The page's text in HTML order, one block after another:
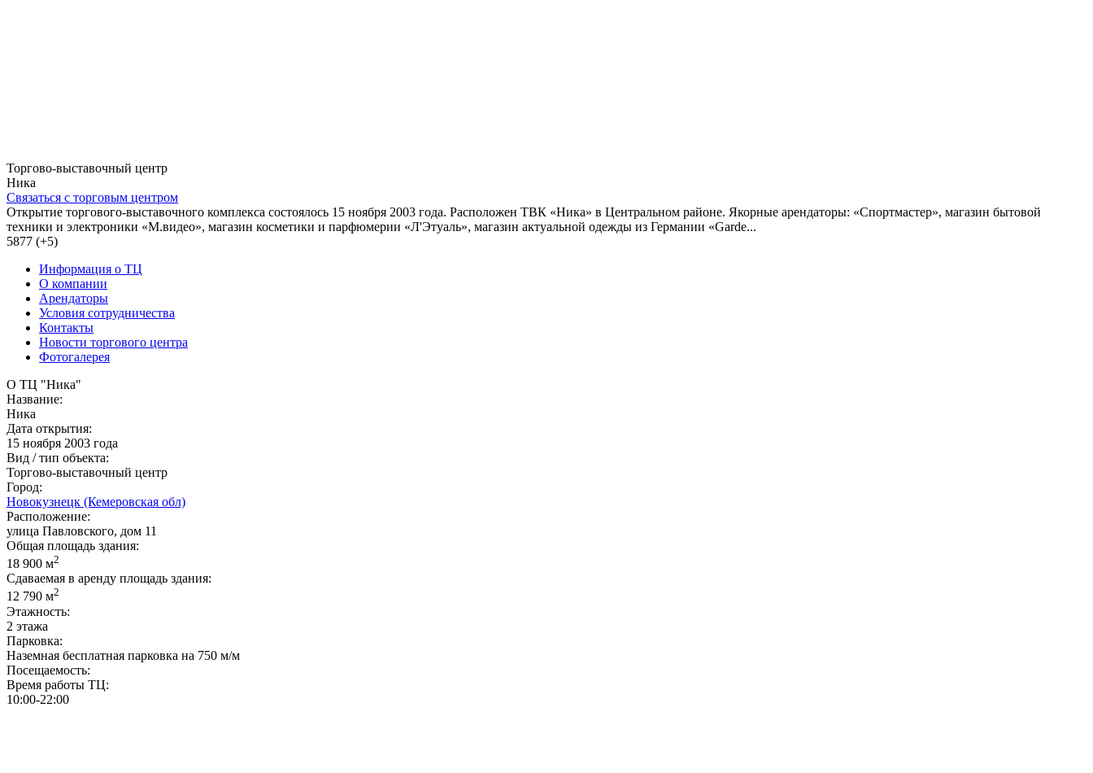
Торгово-выставочный центр
Ника
Связаться с торговым центром
Открытие торгового-выставочного комплекса состоялось 15 ноября 2003 года. Расположен ТВК «Ника» в Центральном районе. Якорные арендаторы: «Спортмастер», магазин бытовой
техники и электроники «М.видео», магазин косметики и парфюмерии «Л'Этуаль», магазин актуальной одежды из Германии «Garde...
5877 (+5)
Информация о ТЦ
О компании
Арендаторы
Условия сотрудничества
Контакты
Новости торгового центра
Фотогалерея
О ТЦ "Ника"
Название:
Ника
Дата открытия:
15 ноября 2003 года
Вид / тип объекта:
Торгово-выставочный центр
Город:
Новокузнецк (Кемеровская обл)
Расположение:
улица Павловского, дом 11
Общая площадь здания:
18 900 м2
Сдаваемая в аренду площадь здания:
12 790 м2
Этажность:
2 этажа
Парковка:
Наземная бесплатная парковка на 750 м/м
Посещаемость:
Время работы ТЦ:
10:00-22:00